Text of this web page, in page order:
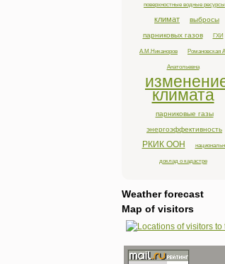
поверхностные водные ресурсы
климат
выбросы
парниковых газов
ГХИ
А.М.Никаноров Романовская
Анатольевна
климата
парниковые газы
энергоэффективность
РКИК ООН
доклад о кадастре
Weather forecast
Map of visitors